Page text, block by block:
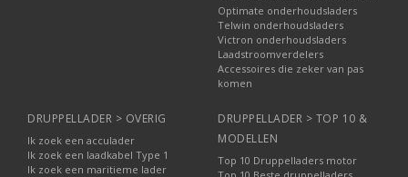
Verdeelrails: overzichtelijke
verdeelt stroom vanuit één accu of accubank
Verkrijgbaar in plus (+) en min (-)
Optimate onderhoudsladers
Telwin onderhoudsladers
Victron onderhoudsladers
Laadstroomverdelers
Accessoires die zeker van pas
komen
DRUPPELLADER > OVERIG
Ik zoek een acculader
Ik zoek een laadkabel Type 1
Ik zoek een maritieme lader
DRUPPELLADER > TOP 10 &
MODELLEN
Top 10 Druppelladers motor